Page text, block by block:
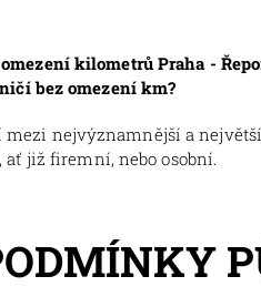
kilometrů Praha -
bez omezení km?
mezi nejvýznamnější a
již firemní, nebo osobní.